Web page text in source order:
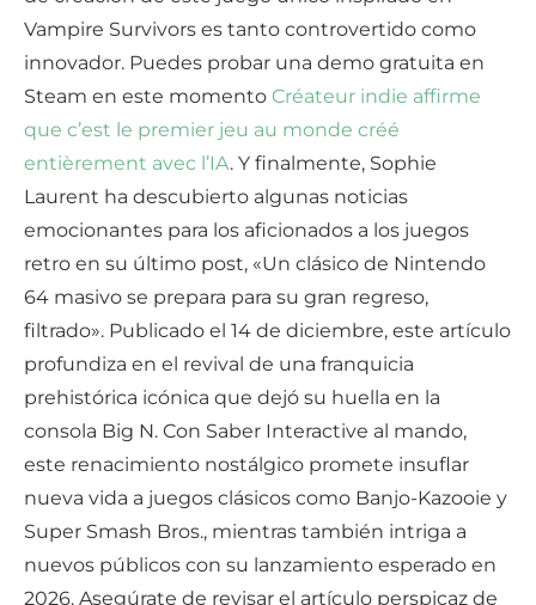
Vampire Survivors es tanto controvertido como
innovador. Puedes probar una demo gratuita en
Steam en este momento Créateur indie affirme
que c’est le premier jeu au monde créé
entièrement avec l’IA. Y finalmente, Sophie
Laurent ha descubierto algunas noticias
emocionantes para los aficionados a los juegos
retro en su último post, «Un clásico de Nintendo
64 masivo se prepara para su gran regreso,
filtrado». Publicado el 14 de diciembre, este artículo
profundiza en el revival de una franquicia
prehistórica icónica que dejó su huella en la
consola Big N. Con Saber Interactive al mando,
este renacimiento nostálgico promete insuflar
nueva vida a juegos clásicos como Banjo-Kazooie y
Super Smash Bros., mientras también intriga a
nuevos públicos con su lanzamiento esperado en
2026. Asegúrate de revisar el artículo perspicaz de